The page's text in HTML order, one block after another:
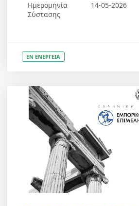
Ημερομηνία
Σύστασης
14-05-2026
ΕΝ ΕΝΕΡΓΕΙΑ